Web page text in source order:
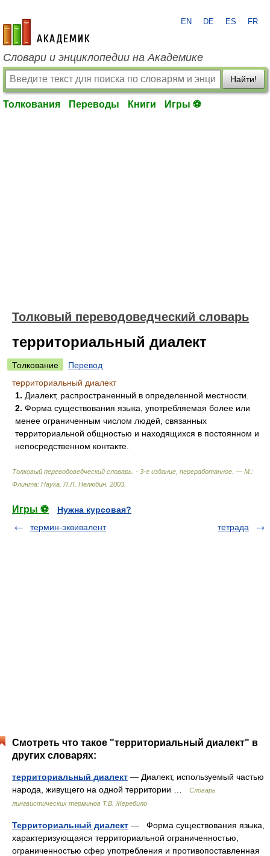
academic.ru
EN DE ES FR
Словари и энциклопедии на Академике
Найти!
Толкования Переводы Книги Игры ⚽
Толковый переводоведческий словарь
территориальный диалект
Толкование
Перевод
территориальный диалект
1. Диалект, распространенный в определенной местности.
2. Форма существования языка, употребляемая более или
менее ограниченным числом людей, связанных
территориальной общностью и находящихся в постоянном и
непосредственном контакте.
Толковый переводоведческий словарь. - 3-е издание, переработанное. — М.:
Флинта: Наука Л.Л. Нелюбин 2003
Игры ⚽
Нужна курсовая?
термин-эквивалент
тетрада
Смотреть что такое "территориальный диалект" в
других словарях:
территориальный диалект — Диалект, используемый частью
народа, живущего на одной территории …
Словарь
лингвистических терминов Т.В. Жеребило
Территориальный диалект — Форма существования языка,
характеризующаяся территориальной ограниченностью,
ограниченностью сфер употребления и противопоставленная